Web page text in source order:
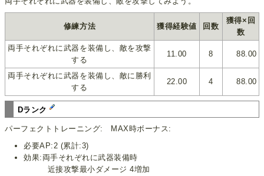
修練方法 獲得経験値 回数
獲得×回
数
両手それぞれに武器を装備し、敵を攻撃
する
11.00 8 88.00
両手それぞれに武器を装備し、敵に勝利
する
22.00 4 88.00
Dランク
パーフェクトトレーニング: MAX時ボーナス:
必要AP:2 (累計:3)
効果:両手それぞれに武器装備時
近接攻撃最小ダメージ 4増加